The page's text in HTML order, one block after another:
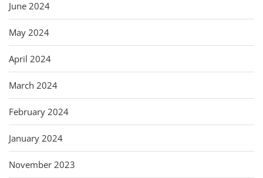
June 2024
May 2024
April 2024
March 2024
February 2024
January 2024
November 2023